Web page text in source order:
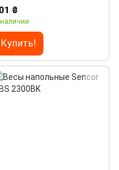
₴
Купить!